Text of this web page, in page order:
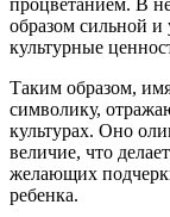
процветанием. В
образом сильной
культурные
Таким образом,
символику,
культурах. Оно
величие, что
желающих
ребенка.